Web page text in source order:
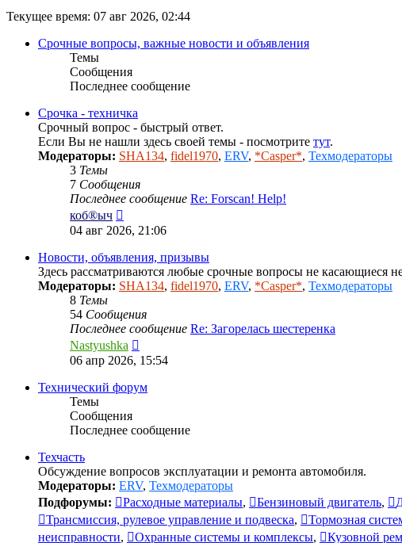
Текущее время: 07 авг 2026, 02:44
Срочные вопросы, важные новости и объявления
Темы
Сообщения
Последнее сообщение
Срочка - техничка
Срочный вопрос - быстрый ответ.
Если Вы не нашли здесь своей темы - посмотрите тут.
Модераторы: SHA134, fidel1970, ERV, *Casper*, Техмодераторы
3 Темы
7 Сообщения
Последнее сообщение Re: Forscan! Help!
коб®ыч
к
сообщению
04 авг 2026, 21:06
Новости, объявления, призывы
Здесь рассматриваются любые срочные вопросы не касающиеся
Модераторы: SHA134, fidel1970, ERV, *Casper*, Техмодераторы
8 Темы
54 Сообщения
Последнее сообщение Re: Загорелась шестеренка
Nastyushka
к
сообщению
06 апр 2026, 15:54
Технический форум
Темы
Сообщения
Последнее сообщение
Техчасть
Обсуждение вопросов эксплуатации и ремонта автомобиля.
Модераторы: ERV, Техмодераторы
Подфорумы:
Расходные материалы, Бензиновый двигатель,
Трансмиссия, рулевое управление и подвеска, Тормозная
неисправности, Охранные системы и комплексы, Кузовной